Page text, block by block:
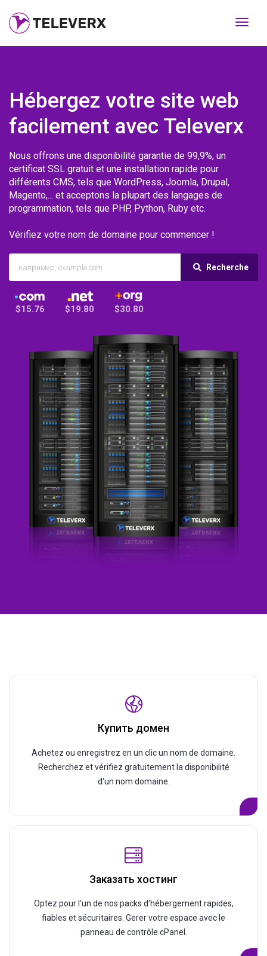
Hébergez votre site web
facilement avec Televerx
Nous offrons une disponibilité garantie de 99,9%, un
certificat SSL gratuit et une installation rapide pour
différents CMS, tels que WordPress, Joomla, Drupal,
Magento,... et acceptons la plupart des langages de
programmation, tels que PHP, Python, Ruby etc.
Vérifiez votre nom de domaine pour commencer !
Recherche
$15.76 $19.80 $30.80
Купить домен
Achetez ou enregistrez en un clic un nom de domaine.
Recherchez et vérifiez gratuitement la disponibilité
d'un nom domaine.
Заказать хостинг
Optez pour l'un de nos packs d'hébergement rapides,
fiables et sécuritaires. Gerer votre espace avec le
panneau de contrôle cPanel.